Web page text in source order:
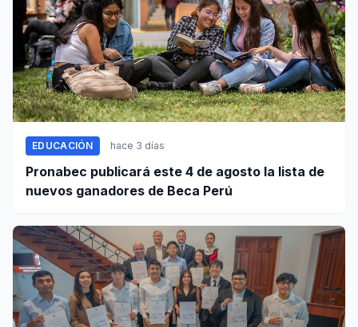
EDUCACIÓN hace 3 días
Pronabec publicará este 4 de agosto la lista de
nuevos ganadores de Beca Perú